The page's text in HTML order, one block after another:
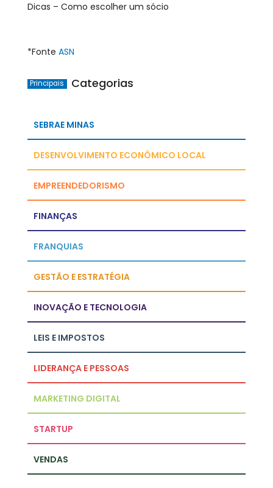
Dicas – Como escolher um sócio
*Fonte ASN
Principais Categorias
SEBRAE MINAS
DESENVOLVIMENTO ECONÔMICO LOCAL
EMPREENDEDORISMO
FINANÇAS
FRANQUIAS
GESTÃO E ESTRATÉGIA
INOVAÇÃO E TECNOLOGIA
LEIS E IMPOSTOS
LIDERANÇA E PESSOAS
MARKETING DIGITAL
STARTUP
VENDAS